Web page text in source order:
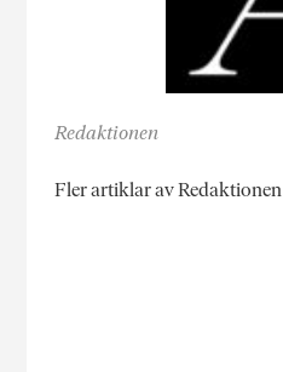
Redaktionen
Fler artiklar av Redaktionen